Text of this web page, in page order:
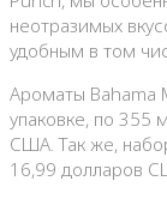
неотразимых
удобным в том
Ароматы Bahama
упаковке, по 355
США. Так же,
16,99 долларов